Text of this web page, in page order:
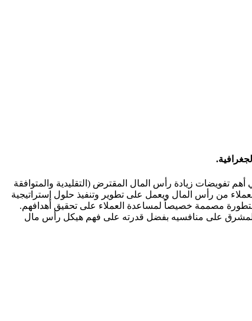
تفويضات زيادة رأس المال المقترض (التقليدية والمتوافقة
من رأس المال ويعمل على تطوير وتنفيذ حلول إستراتيجية
مصممة خصيصاً لمساعدة العملاء على تحقيق أهدافهم.
المشرق على منافسيه بفضل قدرته على فهم هيكل رأس مال